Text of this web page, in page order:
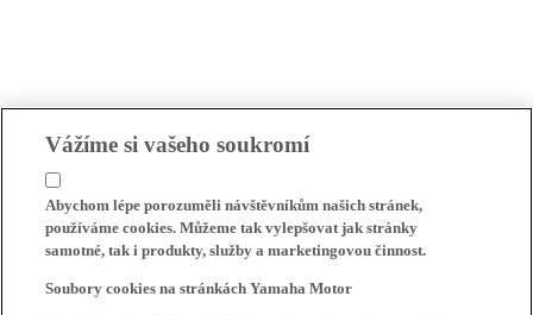
Vážíme si vašeho soukromí
Abychom lépe porozuměli návštěvníkům našich stránek,
používáme cookies. Můžeme tak vylepšovat jak stránky
samotné, tak i produkty, služby a marketingovou činnost.
Soubory cookies na stránkách Yamaha Motor